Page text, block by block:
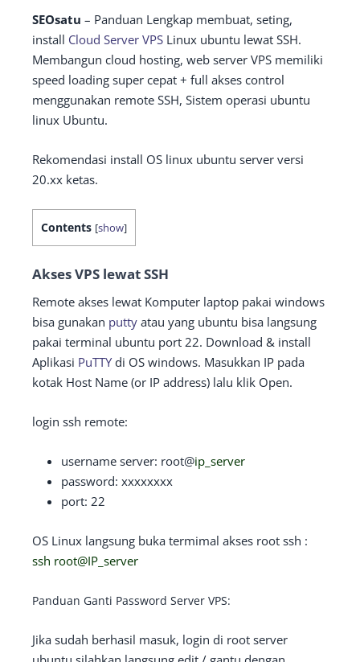
SEOsatu – Panduan Lengkap membuat, seting,
install Cloud Server VPS Linux ubuntu lewat SSH.
Membangun cloud hosting, web server VPS memiliki
speed loading super cepat + full akses control
menggunakan remote SSH, Sistem operasi ubuntu
linux Ubuntu.
Rekomendasi install OS linux ubuntu server versi
20.xx ketas.
Contents [show]
Akses VPS lewat SSH
Remote akses lewat Komputer laptop pakai windows
bisa gunakan putty atau yang ubuntu bisa langsung
pakai terminal ubuntu port 22. Download & install
Aplikasi PuTTYdi OS windows. Masukkan IP pada
kotak Host Name (or IP address) lalu klik Open.
login ssh remote:
username server: root@ip_server
password: xxxxxxxx
port: 22
OS Linux langsung buka termimal akses root ssh :
ssh root@IP_server
Panduan Ganti Password Server VPS:
Jika sudah berhasil masuk, login di root server